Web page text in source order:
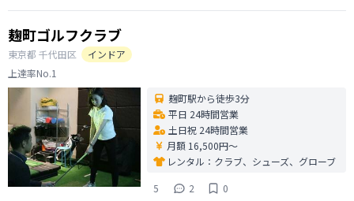
麹町ゴルフクラブ
東京都 千代田区
インドア
上達率No.1
麹町駅から徒歩3分
平日 24時間営業
土日祝 24時間営業
月額 16,500円〜
レンタル： クラブ、シューズ、グローブ
5
2
0